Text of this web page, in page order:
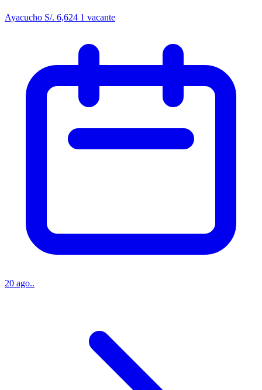
Ayacucho S/. 6,624 1 vacante
20 ago..